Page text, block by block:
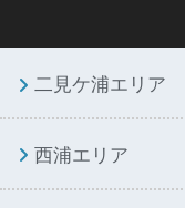
二見ケ浦エリア
西浦エリア